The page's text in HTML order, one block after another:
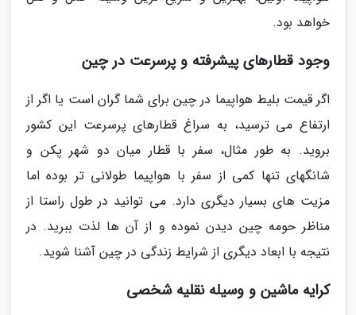
خواهد بود.
وجود قطارهای پیشرفته و پرسرعت در چین
اگر قیمت بلیط هواپیما در چین برای شما گران است یا اگر از
ارتفاع می ترسید، به سراغ قطارهای پرسرعت این کشور
بروید. به طور مثال، سفر با قطار میان دو شهر پکن و
شانگهای تنها کمی از سفر با هواپیما طولانی تر بوده اما
مزیت های بسیار دیگری دارد. می توانید در طول راستا از
مناظر حومه چین دیدن نموده و از آن ها لذت ببرید. در
نتیجه با ابعاد دیگری از شرایط زندگی در چین آشنا شوید.
کرایه ماشین و وسیله نقلیه شخصی